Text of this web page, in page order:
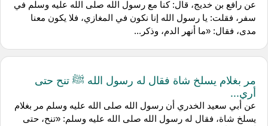
عن رافع بن خديج، قال: كنا مع رسول الله صلى الله عليه وسلم في
سفر، فقلت: يا رسول الله إنا نكون في المغازي، فلا يكون معنا
مدى، فقال: «ما أنهر الدم، وذكر...
مر بغلام يسلخ شاة فقال له رسول الله ﷺ تنح حتى
أري...
عن أبي سعيد الخدري أن رسول الله صلى الله عليه وسلم مر بغلام
يسلخ شاة، فقال له رسول الله صلى الله عليه وسلم: «تنح، حتى